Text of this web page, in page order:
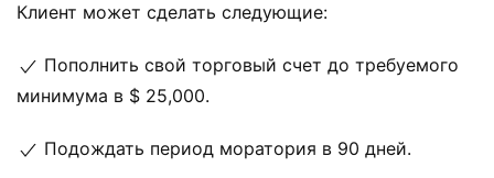
Клиент может сделать следующие:
Пополнить свой торговый счет до требуемого
минимума в $ 25,000.
Подождать период моратория в 90 дней.